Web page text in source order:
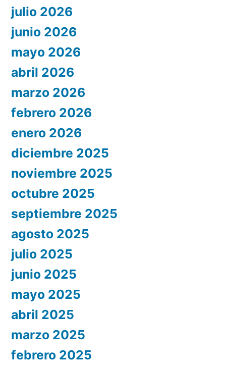
julio 2026
junio 2026
mayo 2026
abril 2026
marzo 2026
febrero 2026
enero 2026
diciembre 2025
noviembre 2025
octubre 2025
septiembre 2025
agosto 2025
julio 2025
junio 2025
mayo 2025
abril 2025
marzo 2025
febrero 2025